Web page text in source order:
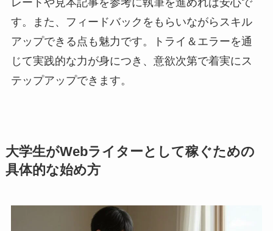
レートや見本記事を参考に執筆を進めれば安心で
す。また、フィードバックをもらいながらスキル
アップできる点も魅力です。トライ＆エラーを通
じて実践的な力が身につき、意欲次第で着実にス
テップアップできます。
大学生がWebライターとして稼ぐための
具体的な始め方